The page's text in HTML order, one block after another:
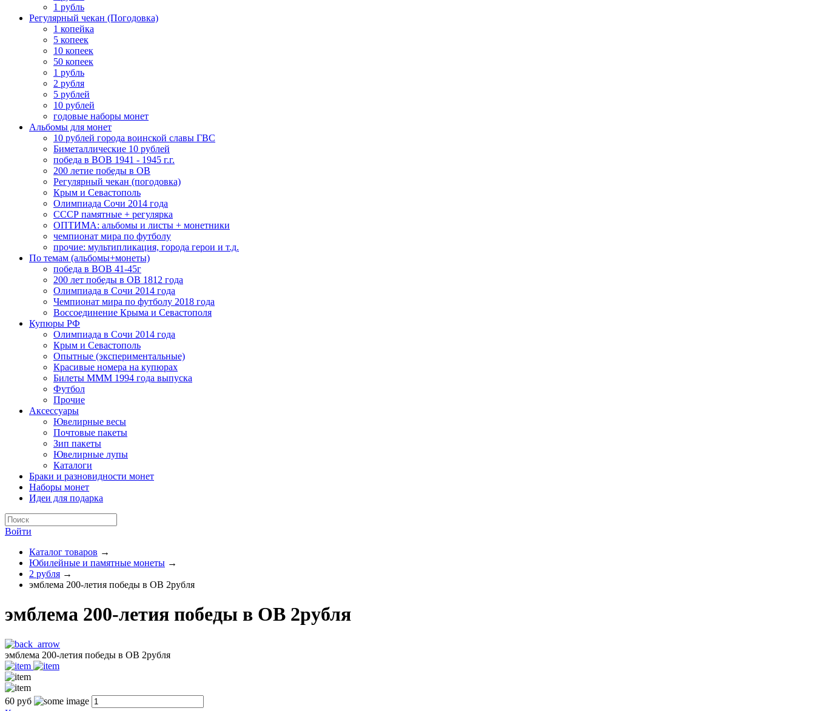
1 рубль
Регулярный чекан (Погодовка)
1 копейка
5 копеек
10 копеек
50 копеек
1 рубль
2 рубля
5 рублей
10 рублей
годовые наборы монет
Альбомы для монет
10 рублей города воинской славы ГВС
Биметаллические 10 рублей
победа в ВОВ 1941 - 1945 г.г.
200 летие победы в ОВ
Регулярный чекан (погодовка)
Крым и Севастополь
Олимпиада Сочи 2014 года
СССР памятные + регулярка
ОПТИМА: альбомы и листы + монетники
чемпионат мира по футболу
прочие: мультипликация, города герои и т.д.
По темам (альбомы+монеты)
победа в ВОВ 41-45г
200 лет победы в ОВ 1812 года
Олимпиада в Сочи 2014 года
Чемпионат мира по футболу 2018 года
Воссоединение Крыма и Севастополя
Купюры РФ
Олимпиада в Сочи 2014 года
Крым и Севастополь
Опытные (экспериментальные)
Красивые номера на купюрах
Билеты МММ 1994 года выпуска
Футбол
Прочие
Аксессуары
Ювелирные весы
Почтовые пакеты
Зип пакеты
Ювелирные лупы
Каталоги
Браки и разновидности монет
Наборы монет
Идеи для подарка
Войти
Каталог товаров →
Юбилейные и памятные монеты →
2 рубля →
эмблема 200-летия победы в ОВ 2рубля
эмблема 200-летия победы в ОВ 2рубля
эмблема 200-летия победы в ОВ 2рубля
60 руб